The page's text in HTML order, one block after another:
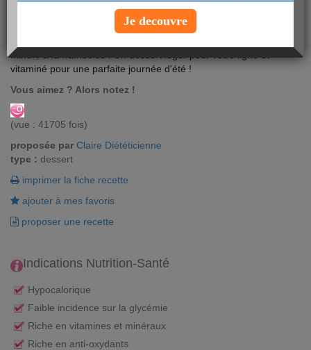
minute à la framboise ! Un dessert léger pour votre ligne et
vitaminé pour une parfaite journée d'été !
Vous aimez ? Alors notez !
(vue : 41705 fois)
proposée par Claire Diététicienne
type : dessert
imprimer la fiche recette
ajouter à mes favoris
proposer une recette
Indications Nutrition-Santé
Hypocalorique
Faible incidence sur la glycémie
Riche en vitamines et minéraux
Riche en anti-oxydants
Je decouvre